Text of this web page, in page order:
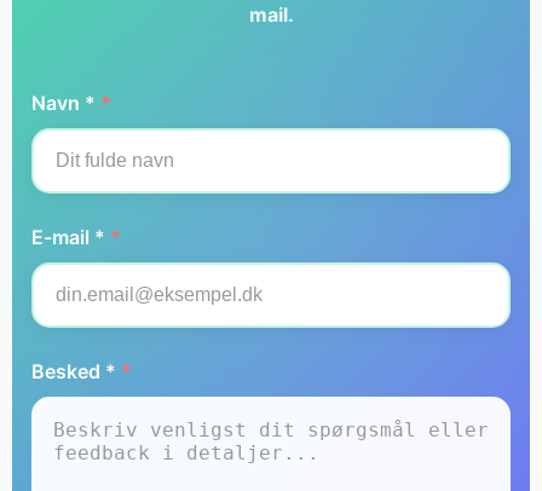
mail.
Navn * *
E-mail * *
Besked * *